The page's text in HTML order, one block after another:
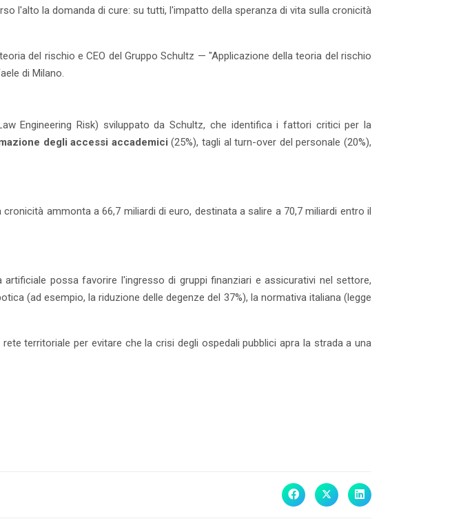
l'alto la domanda di cure: su tutti, l'impatto della speranza di vita sulla cronicità
del rischio e CEO del Gruppo Schultz — "Applicazione della teoria del rischio
di Milano.
Engineering Risk) sviluppato da Schultz, che identifica i fattori critici per la
degli accessi accademici (25%), tagli al turn-over del personale (20%),
ammonta a 66,7 miliardi di euro, destinata a salire a 70,7 miliardi entro il
possa favorire l'ingresso di gruppi finanziari e assicurativi nel settore,
(ad esempio, la riduzione delle degenze del 37%), la normativa italiana (legge
territoriale per evitare che la crisi degli ospedali pubblici apra la strada a una